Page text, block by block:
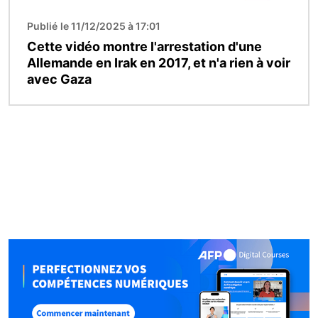
Publié le 11/12/2025 à 17:01
Cette vidéo montre l'arrestation d'une
Allemande en Irak en 2017, et n'a rien à voir
avec Gaza